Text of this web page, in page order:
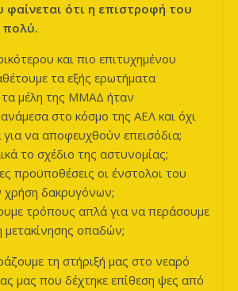
ότι η επιστροφή του
πολύ.
και πιο επιτυχημένου
τα εξής ερωτήματα
τα μέλη της ΜΜΑΔ ήταν
στο κόσμο της ΑΕΛ και όχι
για να αποφευχθούν επεισόδια;
το σχέδιο της αστυνομίας;
προϋποθέσεις οι ένστολοι του
χρήση δακρυγόνων;
τρόπους απλά για να περάσουμε
οπαδών;
τη στήριξή μας στο νεαρό
μας που δέχτηκε επίθεση ψες από